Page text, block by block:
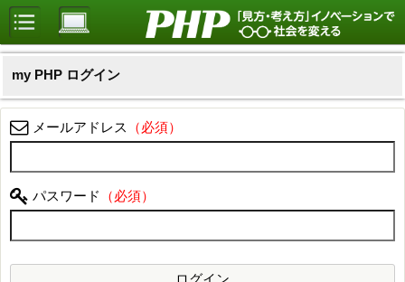
my PHP ログイン
メールアドレス
パスワード